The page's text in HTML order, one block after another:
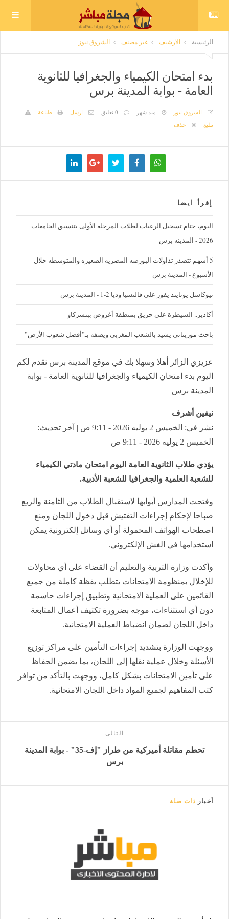
الرئيسية الارشيف غير مصنف الشروق نيوز
بدء امتحان الكيمياء والجغرافيا للثانوية
العامة - بوابة المدينة برس
الشروق نيوز منذ شهر 0 تعليق ارسل
طباعة
تبليغ
حذف
إقرأ ايضا
اليوم، ختام تسجيل الرغبات لطلاب المرحلة الأولى بتنسيق الجامعات
2026 - المدينة برس
5 أسهم تتصدر تداولات البورصة المصرية الصغيرة والمتوسطة خلال
الأسبوع - المدينة برس
نيوكاسل يونايتد يفوز على فالنسيا وديا 2-1 - المدينة برس
أكادير.. السيطرة على حريق بمنطقة أغروض ببنسركاو
باحث موريتاني يشيد بالشعب المغربي ويصفه بـ”أفضل شعوب الأرض”
عزيزي الزائر أهلا وسهلا بك في موقع المدينة برس نقدم لكم
اليوم بدء امتحان الكيمياء والجغرافيا للثانوية العامة - بوابة
المدينة برس
نيفين أشرف
نشر في: الخميس 2 يوليه 2026 - 9:11 ص | آخر تحديث:
الخميس 2 يوليه 2026 - 9:11 ص
يؤدي طلاب الثانوية العامة اليوم امتحان مادتي الكيمياء
للشعبة العلمية والجغرافيا للشعبة الأدبية.
وفتحت المدارس أبوابها لاستقبال الطلاب من الثامنة والربع
صباحا لإحكام إجراءات التفتيش قبل دخول اللجان ومنع
اصطحاب الهواتف المحمولة أو أي وسائل إلكترونية يمكن
استخدامها في الغش الإلكتروني.
وأكدت وزارة التربية والتعليم أن القضاء على أي محاولات
للإخلال بمنظومة الامتحانات يتطلب يقظة كاملة من جميع
القائمين على العملية الامتحانية وتطبيق إجراءات حاسمة
دون أي استثناءات، موجه بضرورة تكثيف أعمال المتابعة
داخل اللجان لضمان انضباط العملية الامتحانية.
ووجهت الوزارة بتشديد إجراءات التأمين على مراكز توزيع
الأسئلة وخلال عملية نقلها إلى اللجان، بما يضمن الحفاظ
على تأمين الامتحانات بشكل كامل، ووجهت بالتأكد من توافر
كتب المفاهيم لجميع المواد داخل اللجان الامتحانية.
التالى
تحطم مقاتلة أميركية من طراز "إف-35" - بوابة المدينة
برس
أخبار ذات صلة